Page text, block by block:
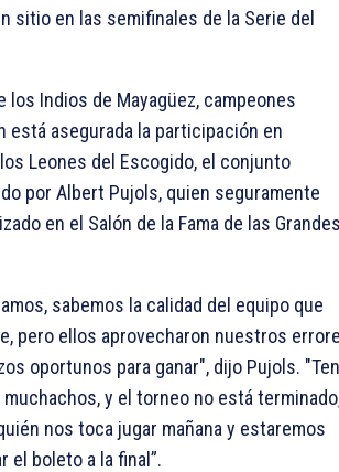
sitio en las semifinales de la Serie del
los Indios de Mayagüez, campeones
está asegurada la participación en
Leones del Escogido, el conjunto
por Albert Pujols, quien seguramente
en el Salón de la Fama de las
sabemos la calidad del equipo que
pero ellos aprovecharon nuestros
oportunos para ganar", dijo Pujols.
y el torneo no está
nos toca jugar mañana y estaremos
el boleto a la final”.